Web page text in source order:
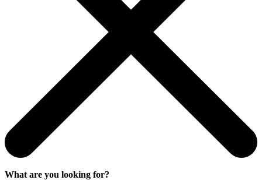
What are you looking for?